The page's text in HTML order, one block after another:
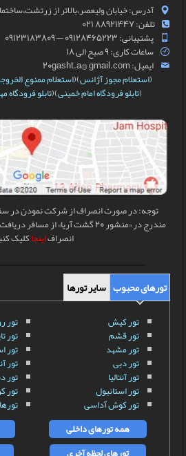
آدرس: خیابان ولیعصر،بالاتر از
تلفن: 88921447 021
پشتیبانی: 09128465223 — 09123183809
ساعات کاری: 9 صبح الی 18
ایمیل: 20gasht.a@ gmail.com
(استعلام مجوز آژانس)(استعلام ممنوع
(تابلو فرودگاه امام خمینی)(تابلو فرودگاه
توجه: در صورت انصراف از شرکت نمودن در
مندرج در «منشور 20 گشت آریا» از
انصرافاینجاکلیک
تورهای محبوب سایر تورها
تور کیش
تور قشم
تور مشهد
تور دبی
تور آنتالیا
تور استانبول
تور کوش آداسی
تور
تور
تور
تور
تور
تور
همه تورهای داخلی